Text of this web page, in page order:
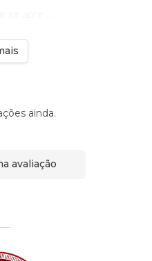
ainda.
avaliação